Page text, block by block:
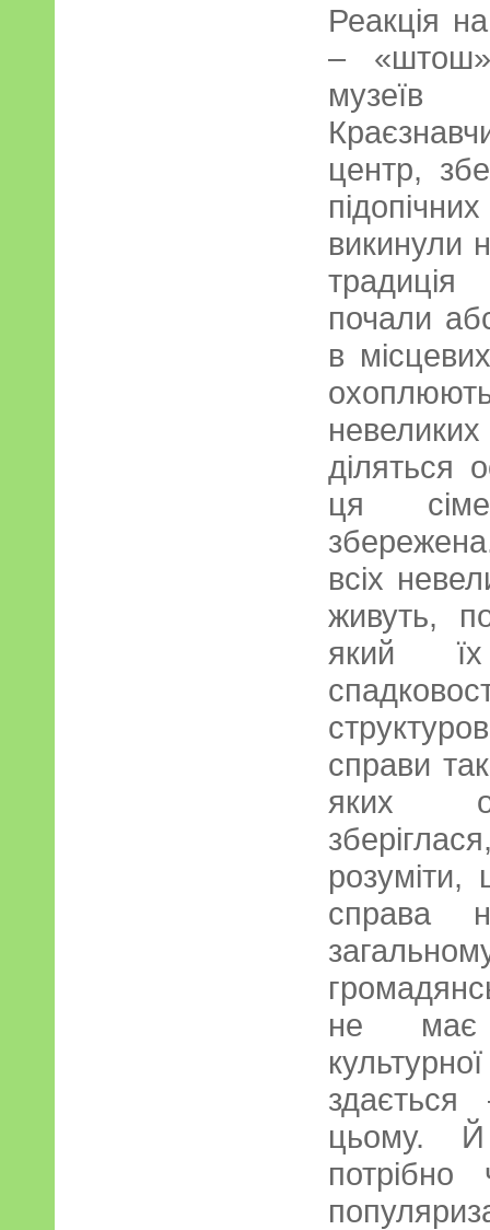
Реакція
–
музеїв
центр,
викинули
почали
в
діляться
ця
всіх
живуть,
який їх
справи
яких
справа
не має
цьому.
потрібно